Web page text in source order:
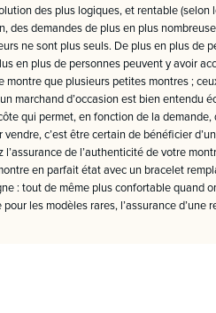
des plus logiques, et rentable
des demandes de plus en plus
ne sont plus seuls. De plus en plus de
en plus de personnes peuvent y avoir
que plusieurs petites montres ;
marchand d’occasion est bien
qui permet, en fonction de la
c’est être certain de bénéficier
de l’authenticité de votre
en parfait état avec un bracelet
: tout de même plus confortable quand
les modèles rares, l’assurance d’une